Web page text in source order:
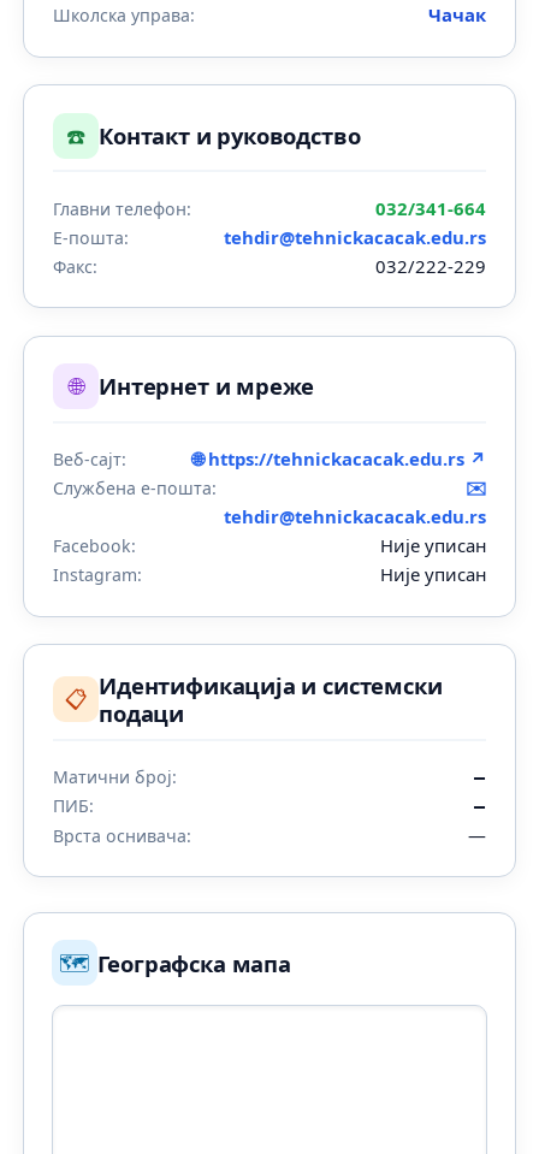
Школска управа: Чачак
☎️ Контакт и руководство
Главни телефон: 032/341-664
Е-пошта: tehdir@tehnickacacak.edu.rs
Факс: 032/222-229
🌐 Интернет и мреже
Веб-сајт: 🌐 https://tehnickacacak.edu.rs ↗
Службена е-пошта:
✉️
tehdir@tehnickacacak.edu.rs
Facebook: Није уписан
Instagram: Није уписан
📋 Идентификација и системски
подаци
Матични број: —
ПИБ: —
Врста оснивача: —
🗺️ Географска мапа